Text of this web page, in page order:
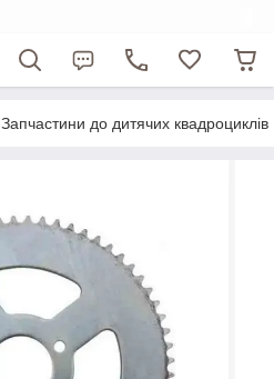
Запчастини до дитячих квадроциклів